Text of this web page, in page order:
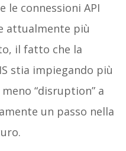
le connessioni API
attualmente più
il fatto che la
stia impiegando più
“disruption” a
un passo nella